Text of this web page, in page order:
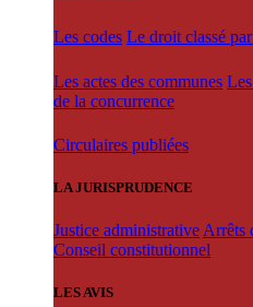
Les codes Le droit classé
Les actes des communes
de la concurrence
Circulaires publiées
LA JURISPRUDENCE
Justice administrative Arrêts
Conseil constitutionnel
LES AVIS